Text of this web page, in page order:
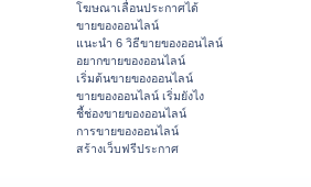
โฆษณาเลื่อนประกาศได้
ขายของออนไลน์
แนะนำ 6 วิธีขายของออนไลน์
อยากขายของออนไลน์
เริ่มต้นขายของออนไลน์
ขายของออนไลน์ เริ่มยังไง
ชี้ช่องขายของออนไลน์
การขายของออนไลน์
สร้างเว็บฟรีประกาศ